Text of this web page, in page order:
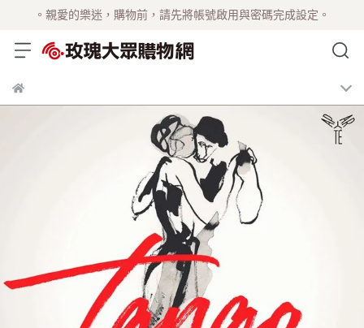
。親愛的樂迷，購物前，請先將帳號啟用與密碼完成設定。